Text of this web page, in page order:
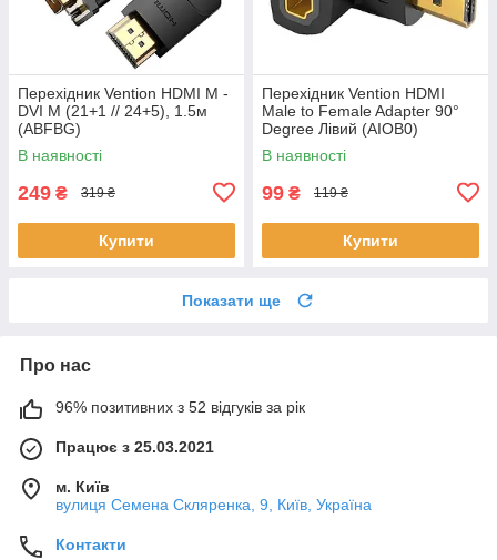
Перехідник Vention HDMI M -
DVI M (21+1 // 24+5), 1.5м
(ABFBG)
В наявності
249 ₴ 319 ₴
Купити
Перехідник Vention HDMI
Male to Female Adapter 90°
Degree Лівий (AIOB0)
В наявності
99 ₴ 119 ₴
Купити
Показати ще
Про нас
96% позитивних з 52 відгуків за рік
Працює з 25.03.2021
м. Київ
вулиця Семена Скляренка, 9, Київ, Україна
Контакти